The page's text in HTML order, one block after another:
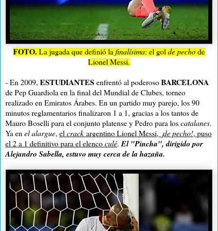
FOTO.La jugada que definió la finalísima: el gol de pechode
Lionel Messi.
- En 2009, ESTUDIANTES enfrentó al poderosoBARCELONA
de Pep Guardiola en la final del Mundial de Clubes, torneo
realizado en Emiratos Árabes. En un partido muy parejo, los 90
minutos reglamentarios finalizaron 1 a 1, gracias a los tantos de
Mauro Boselli para el conjunto platense y Pedro para loscatalanes.
Ya en el alargue, el crack argentino Lionel Messi, ¡de pecho!, puso
el 2 a 1 definitivo para el elencoculé. El "Pincha", dirigido por
Alejandro Sabella, estuvo muy cerca de la hazaña.